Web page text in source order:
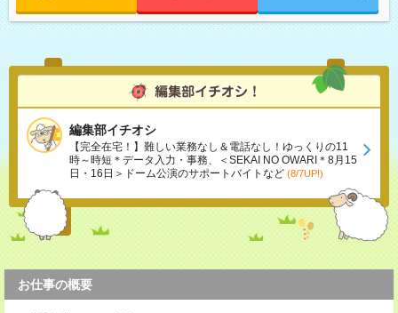
編集部イチオシ
【完全在宅！】難しい業務なし＆電話なし！ゆっくりの11
時～時短＊データ入力・事務、＜SEKAI NO OWARI＊8月15
日・16日＞ドーム公演のサポートバイトなど (8/7UP!)
お仕事の概要